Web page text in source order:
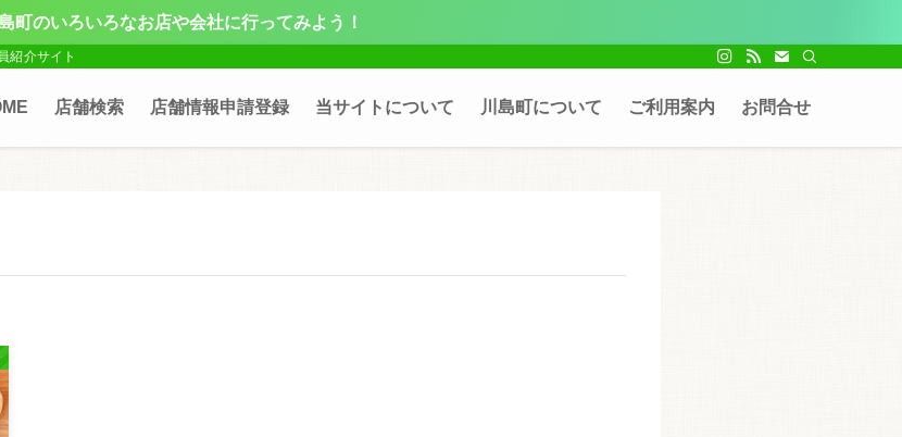
町のいろいろなお店や会社に行ってみよう！
紹介サイト
店舗検索 店舗情報申請登録 当サイトについて 川島町について ご利用案内 お問合せ